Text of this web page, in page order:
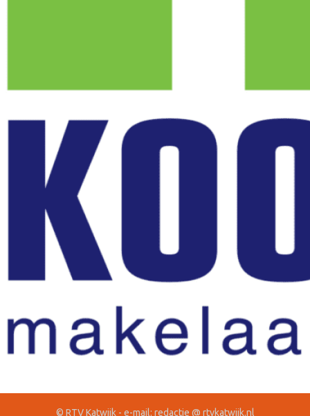
© RTV Katwijk - e-mail: redactie @ rtvkatwijk.nl